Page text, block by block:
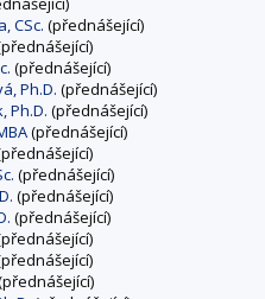
CSc. (přednášející)
(přednášející)
Ph.D. (přednášející)
Ph.D. (přednášející)
(přednášející)
(přednášející)
(přednášející)
(přednášející)